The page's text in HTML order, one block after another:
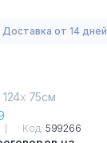
Доставка от 14 дней
124х 75см
Код: 599266